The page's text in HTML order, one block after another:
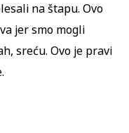
na štapu. Ovo
jer smo mogli
sreću. Ovo je pravi